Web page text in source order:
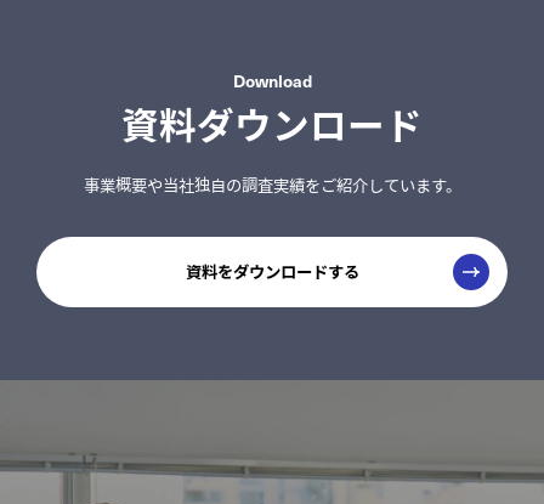
Download
資料ダウンロード
事業概要や当社独自の調査実績をご紹介しています。
資料をダウンロードする